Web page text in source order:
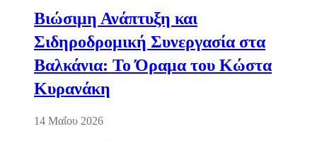
Βιώσιμη Ανάπτυξη και
Σιδηροδρομική Συνεργασία στα
Βαλκάνια: Το Όραμα του Κώστα
Κυρανάκη
14 Μαΐου 2026